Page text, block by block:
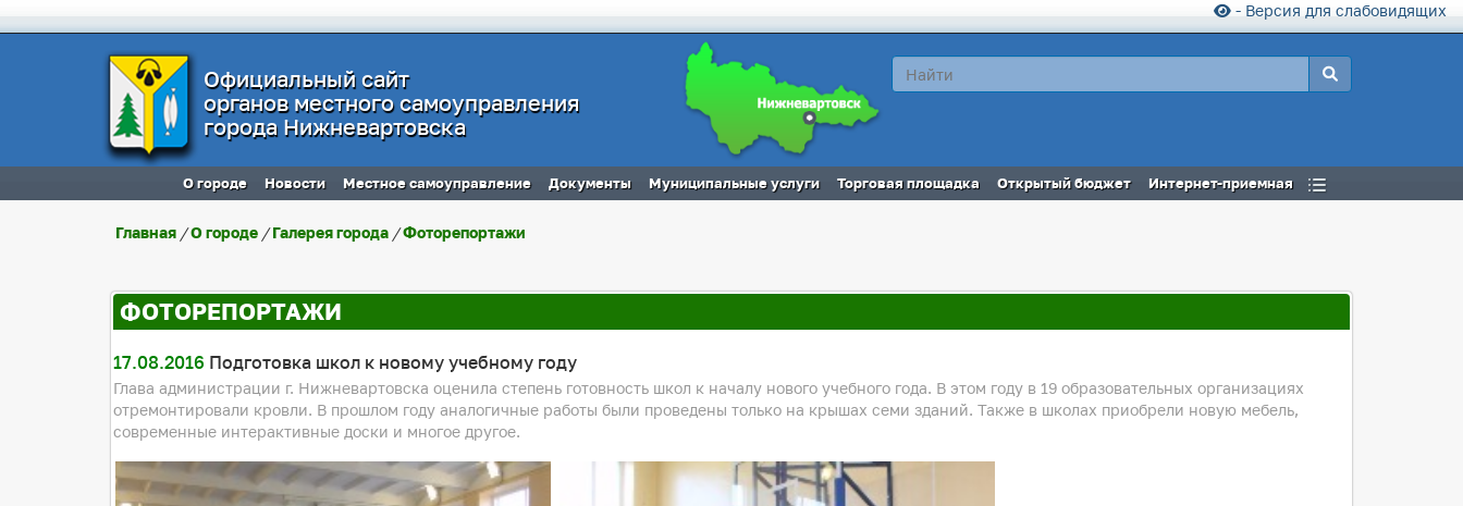
- Версия для слабовидящих
Официальный сайт
органов местного самоуправления
города Нижневартовска
О городе Новости Местное самоуправление Документы Муниципальные услуги Торговая площадка Открытый бюджет Интернет-приемная
Главная /О городе /Галерея города /Фоторепортажи
ФОТОРЕПОРТАЖИ
17.08.2016 Подготовка школ к новому учебному году
Глава администрации г. Нижневартовска оценила степень готовность школ к началу нового учебного года. В этом году в 19 образовательных организациях
отремонтировали кровли. В прошлом году аналогичные работы были проведены только на крышах семи зданий. Также в школах приобрели новую мебель,
современные интерактивные доски и многое другое.